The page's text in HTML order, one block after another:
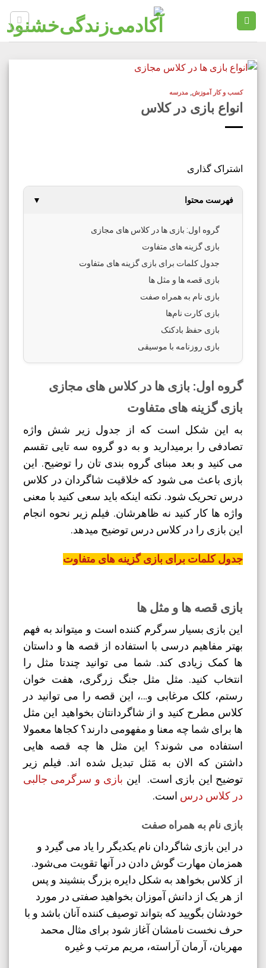
کسب و کار آموزش, مدرسه
انواع بازی در کلاس
اشتراک گذاری
فهرست محتوا ▼
گروه اول: بازی ها در کلاس های مجازی
بازی گزینه های متفاوت
جدول کلمات برای بازی گزینه های متفاوت
بازی قصه ها و مثل ها
بازی نام به همراه صفت
بازی کارت نام‌ها
بازی حفظ بادکنک
بازی روزنامه با موسیقی
گروه اول: بازی ها در کلاس های مجازی
بازی گزینه های متفاوت
به این شکل است که از جدول زیر شش واژه
تصادفی را برمیدارید و به دو گروه سه تایی تقسم
می کنید و بعد مبنای گروه بندی تان را توضیح. این
بازی باعث می شود که خلاقیت شاگردان در کلاس
درس تحریک شود. نکته اینکه باید سعی کنید با معنی
واژه ها کار کنید نه ظاهرشان. فیلم زیر نحوه انجام
این بازی را در کلاس درس توضیح میدهد.
جدول کلمات برای بازی گزینه های متفاوت
بازی قصه ها و مثل ها
این بازی بسیار سرگرم کننده است و میتواند به فهم
بهتر مفاهیم درسی با استفاده از قصه ها و داستان
ها کمک زیادی کند. شما می توانید چندتا مثل را
انتخاب کنید. مثل مثل جنگ زرگری، هفت خوان
رستم، کلک مرغابی و…، این قصه را می توانید در
کلاس مطرح کنید و از شاگردانتان بخواهید این مثل
ها برای شما چه معنا و مفهومی دارند؟ کجاها معمولا
استفاده می شوند؟ این مثل ها چه قصه هایی
داشتن که الان به مَثل تبدیل شده اند. فیلم زیر
توضیح این بازی است. این بازی و سرگرمی جالبی
در کلاس درس است.
بازی نام به همراه صفت
در این بازی شاگردان نام یکدیگر را یاد می گیرد و
همزمان مهارت گوش دادن در آنها تقویت می‌شود.
از کلاس بخواهد به شکل دایره بزرگ بنشیند و پس
از هر یک از دانش آموزان بخواهید صفتی در مورد
خودشان بگویید که بتواند توصیف کننده آنان باشد و با
حرف نخست نامشان آغاز شود برای مثال محمد
مهربان، آرمان آراسته،‌ مریم مرتب و غیره